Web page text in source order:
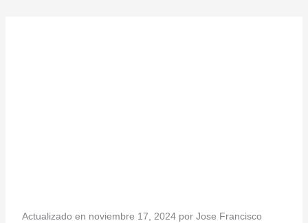
Actualizado en noviembre 17, 2024 por Jose Francisco